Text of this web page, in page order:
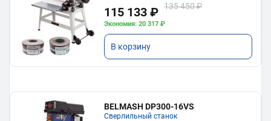
115 133 ₽ 135 450 ₽
Экономия: 20 317 ₽
В корзину
BELMASH DP300-16VS
Сверлильный станок